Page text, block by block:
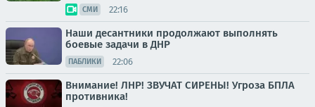
СМИ 22:16
Наши десантники продолжают выполнять
боевые задачи в ДНР
ПАБЛИКИ 22:06
Внимание! ЛНР! ЗВУЧАТ СИРЕНЫ! Угроза БПЛА
противника!